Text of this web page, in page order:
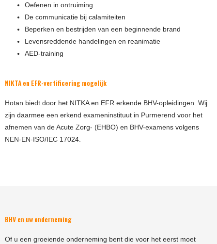
Oefenen in ontruiming
De communicatie bij calamiteiten
Beperken en bestrijden van een beginnende brand
Levensreddende handelingen en reanimatie
AED-training
NIKTA en EFR-vertificering mogelijk
Hotan biedt door het NITKA en EFR erkende BHV-opleidingen. Wij
zijn daarmee een erkend exameninstituut in Purmerend voor het
afnemen van de Acute Zorg- (EHBO) en BHV-examens volgens
NEN-EN-ISO/IEC 17024.
BHV en uw onderneming
Of u een groeiende onderneming bent die voor het eerst moet